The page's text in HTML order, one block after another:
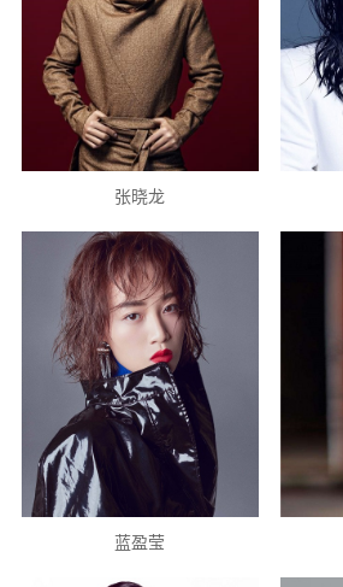
张晓龙
蓝盈莹